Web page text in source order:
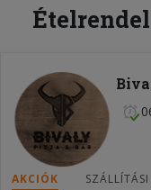
AKCIÓK SZÁLLÍTÁSI